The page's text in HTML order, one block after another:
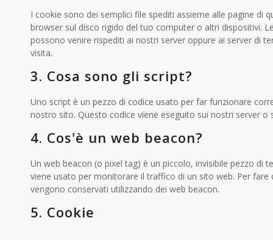
I cookie sono dei semplici file spediti assieme alle pagine di
browser sul disco rigido del tuo computer o altri dispositivi.
possono venire rispediti ai nostri server oppure ai server di
visita.
3. Cosa sono gli script?
Uno script è un pezzo di codice usato per far funzionare
nostro sito. Questo codice viene eseguito sui nostri server o
4. Cos'è un web beacon?
Un web beacon (o pixel tag) è un piccolo, invisibile pezzo di
viene usato per monitorare il traffico di un sito web. Per fare
vengono conservati utilizzando dei web beacon.
5. Cookie